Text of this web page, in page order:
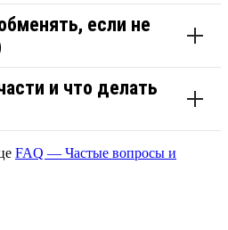
если не
и что делать
FAQ — Частые вопросы и